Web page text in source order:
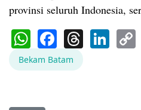
provinsi seluruh Indonesia,
WhatsApp
Facebook
Bekam Batam